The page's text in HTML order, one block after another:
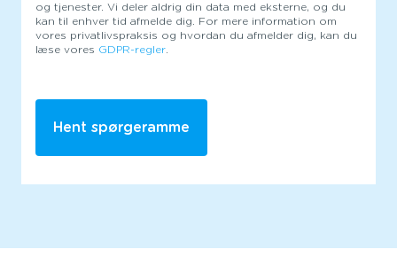
og tjenester. Vi deler aldrig din data med eksterne, og du
kan til enhver tid afmelde dig. For mere information om
vores privatlivspraksis og hvordan du afmelder dig, kan du
læse vores GDPR-regler